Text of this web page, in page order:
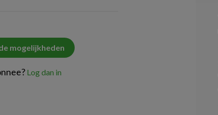
mogelijkheden
Log dan in